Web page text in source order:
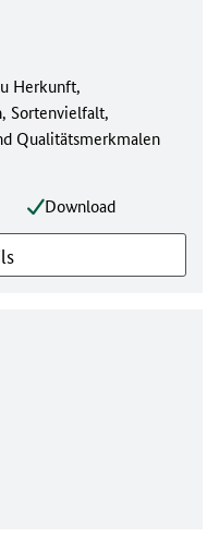
Herkunft,
Sortenvielfalt,
Qualitätsmerkmalen
Download